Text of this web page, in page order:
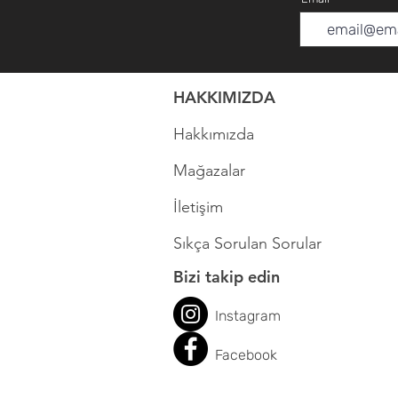
HAKKIMIZDA
Hakkımızda
Mağazalar
İletişim
Sıkça Sorulan Sorular
Bizi takip edin
Instagram
Facebook